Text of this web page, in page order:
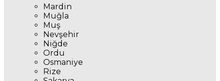
Mardin
Muğla
Muş
Nevşehir
Niğde
Ordu
Osmaniye
Rize